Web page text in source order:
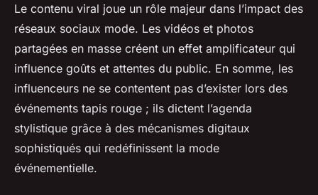
Le contenu viral joue un rôle majeur dans l’impact des
réseaux sociaux mode. Les vidéos et photos
partagées en masse créent un effet amplificateur qui
influence goûts et attentes du public. En somme, les
influenceurs ne se contentent pas d’exister lors des
événements tapis rouge ; ils dictent l’agenda
stylistique grâce à des mécanismes digitaux
sophistiqués qui redéfinissent la mode
événementielle.